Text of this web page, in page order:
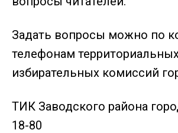
Задать вопросы можно по
телефонам
избирательных комиссий
ТИК Заводского района
18-80